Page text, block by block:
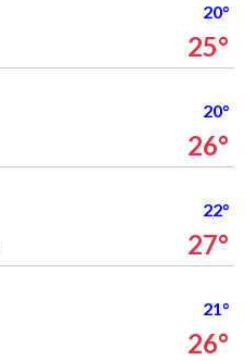
20°
25°
20°
26°
22°
27°
21°
26°